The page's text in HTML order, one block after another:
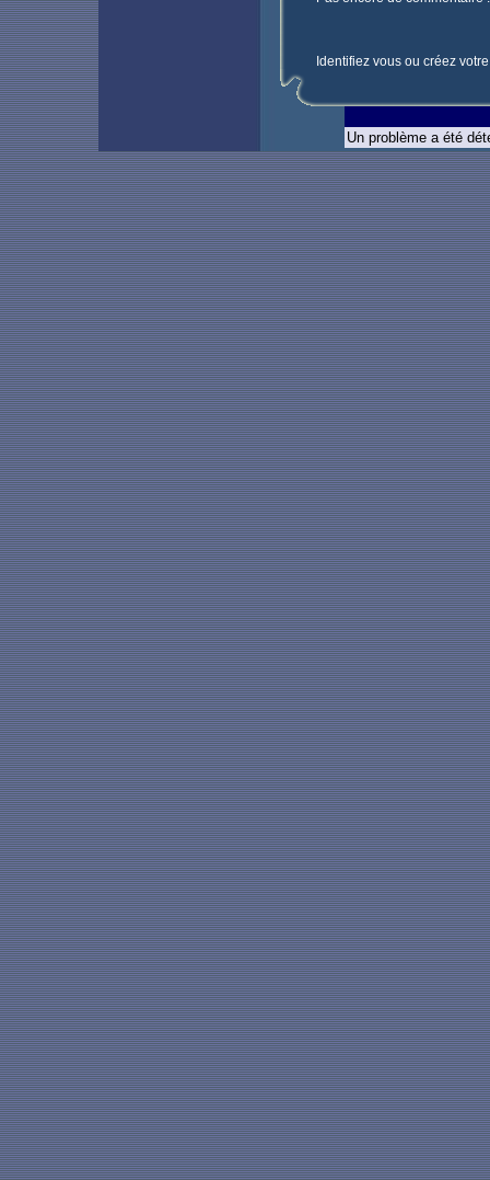
Identifiez vous ou créez
Un problème a été